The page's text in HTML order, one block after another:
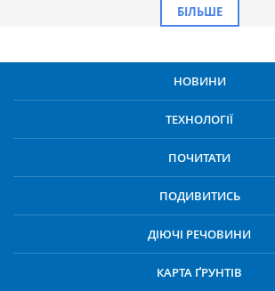
БІЛЬШЕ
НОВИНИ
ТЕХНОЛОГІЇ
ПОЧИТАТИ
ПОДИВИТИСЬ
ДІЮЧІ РЕЧОВИНИ
КАРТА ҐРУНТІВ